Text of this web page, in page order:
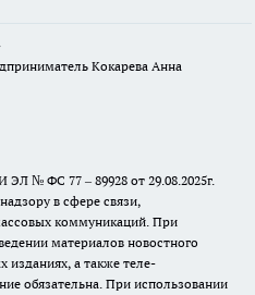
Кокарева Анна
№ ФС 77 – 89928 от 29.08.2025г.
в сфере связи,
коммуникаций. При
материалов новостного
изданиях, а также теле-
обязательна. При использовании